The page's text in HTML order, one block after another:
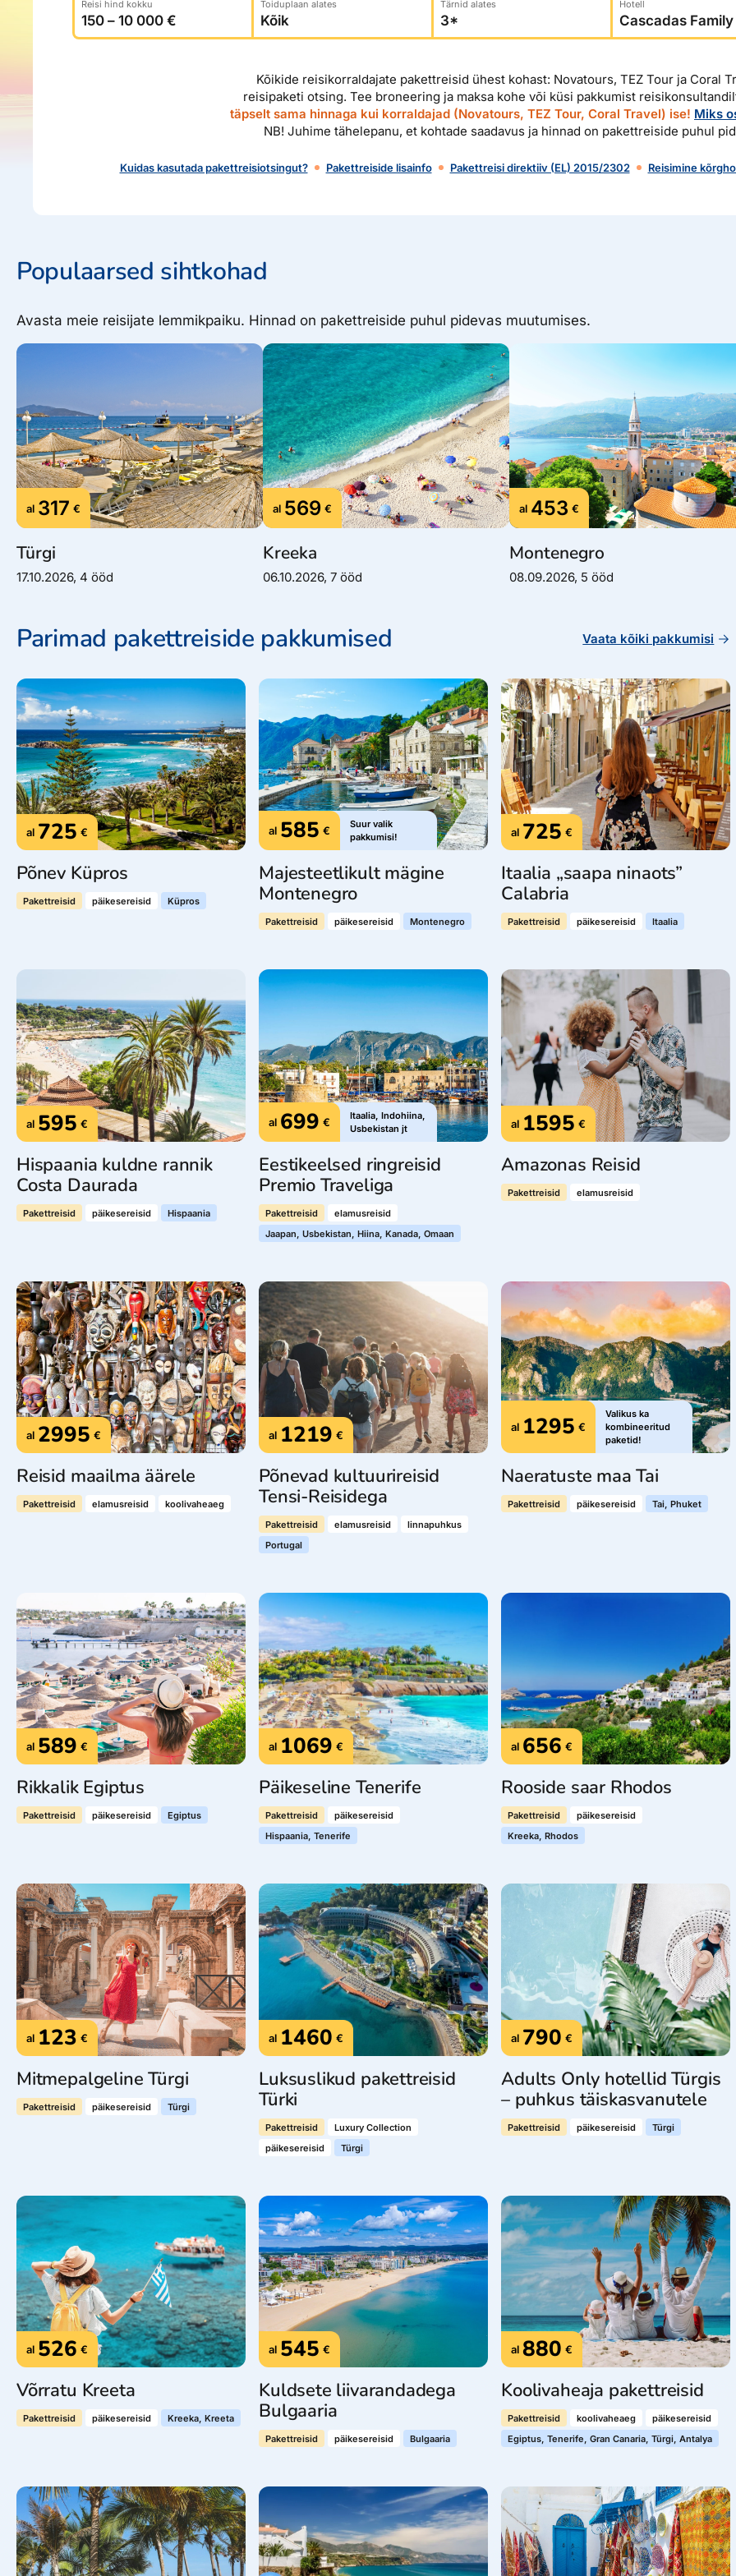
Airalo eSIM
Platinum Club
Ettevõttest, kontaktid, reisikonsultandi teenus, tule tööle, uudised...
Reisi hind kokku Toiduplaan alates Tärnid alates Hotell
Kõikide reisikorraldajate pakettreisid ühest kohast: Novatours, TEZ Tour ja Coral
reisipaketi otsing. Tee broneering ja maksa kohe või küsi pakkumist
täpselt sama hinnaga kui korraldajad (Novatours, TEZ Tour, Coral Travel) ise! Miks
NB! Juhime tähelepanu, et kohtade saadavus ja hinnad on pakettreiside puhul
Kuidas kasutada pakettreisiotsingut? Pakettreiside lisainfo Pakettreisi direktiiv (EL) 2015/2302 Reisimine
Populaarsed sihtkohad
Avasta meie reisijate lemmikpaiku. Hinnad on pakettreiside puhul pidevas muutumises.
al 317 €
Türgi
17.10.2026, 4 ööd
al 569 €
Kreeka
06.10.2026, 7 ööd
al 453 €
Montenegro
08.09.2026, 5 ööd
Parimad pakettreiside pakkumised Vaata kõiki pakkumisi
al 725 €
Põnev Küpros
Pakettreisid päikesereisid Küpros
al 585 €
Suur valik
pakkumisi!
Majesteetlikult mägine
Montenegro
Pakettreisid päikesereisid Montenegro
al 725 €
Itaalia „saapa ninaots”
Calabria
Pakettreisid päikesereisid Itaalia
al 595 €
Hispaania kuldne rannik
Costa Daurada
Pakettreisid päikesereisid Hispaania
al 699 €
Itaalia, Indohiina,
Usbekistan jt
Eestikeelsed ringreisid
Premio Traveliga
Pakettreisid
elamusreisid
Jaapan, Usbekistan, Hiina, Kanada, Omaan
al 1595 €
Amazonas Reisid
Pakettreisid elamusreisid
al 2995 €
Reisid maailma äärele
Pakettreisid elamusreisid koolivaheaeg
al 1219 €
Põnevad kultuurireisid
Tensi-Reisidega
Pakettreisid elamusreisid
linnapuhkus
Portugal
al 1295 €
Valikus ka
kombineeritud
paketid!
Naeratuste maa Tai
Pakettreisid päikesereisid Tai, Phuket
al 589 €
Rikkalik Egiptus
Pakettreisid päikesereisid Egiptus
al 1069 €
Päikeseline Tenerife
Pakettreisid
päikesereisid
Hispaania, Tenerife
al 656 €
Rooside saar Rhodos
Pakettreisid
päikesereisid
Kreeka, Rhodos
al 123 €
Mitmepalgeline Türgi
Pakettreisid päikesereisid Türgi
al 1460 €
Luksuslikud pakettreisid
Türki
Pakettreisid
Luxury Collection
päikesereisid
Türgi
al 790 €
Adults Only hotellid Türgis
– puhkus täiskasvanutele
Pakettreisid päikesereisid Türgi
al 526 €
Võrratu Kreeta
Pakettreisid päikesereisid Kreeka, Kreeta
al 545 €
Kuldsete liivarandadega
Bulgaaria
Pakettreisid päikesereisid Bulgaaria
al 880 €
Koolivaheaja pakettreisid
Pakettreisid koolivaheaeg
päikesereisid
Egiptus, Tenerife, Gran Canaria, Türgi, Antalya